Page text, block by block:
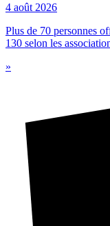
4 août 2026
Plus de 70 personnes
130 selon les
»